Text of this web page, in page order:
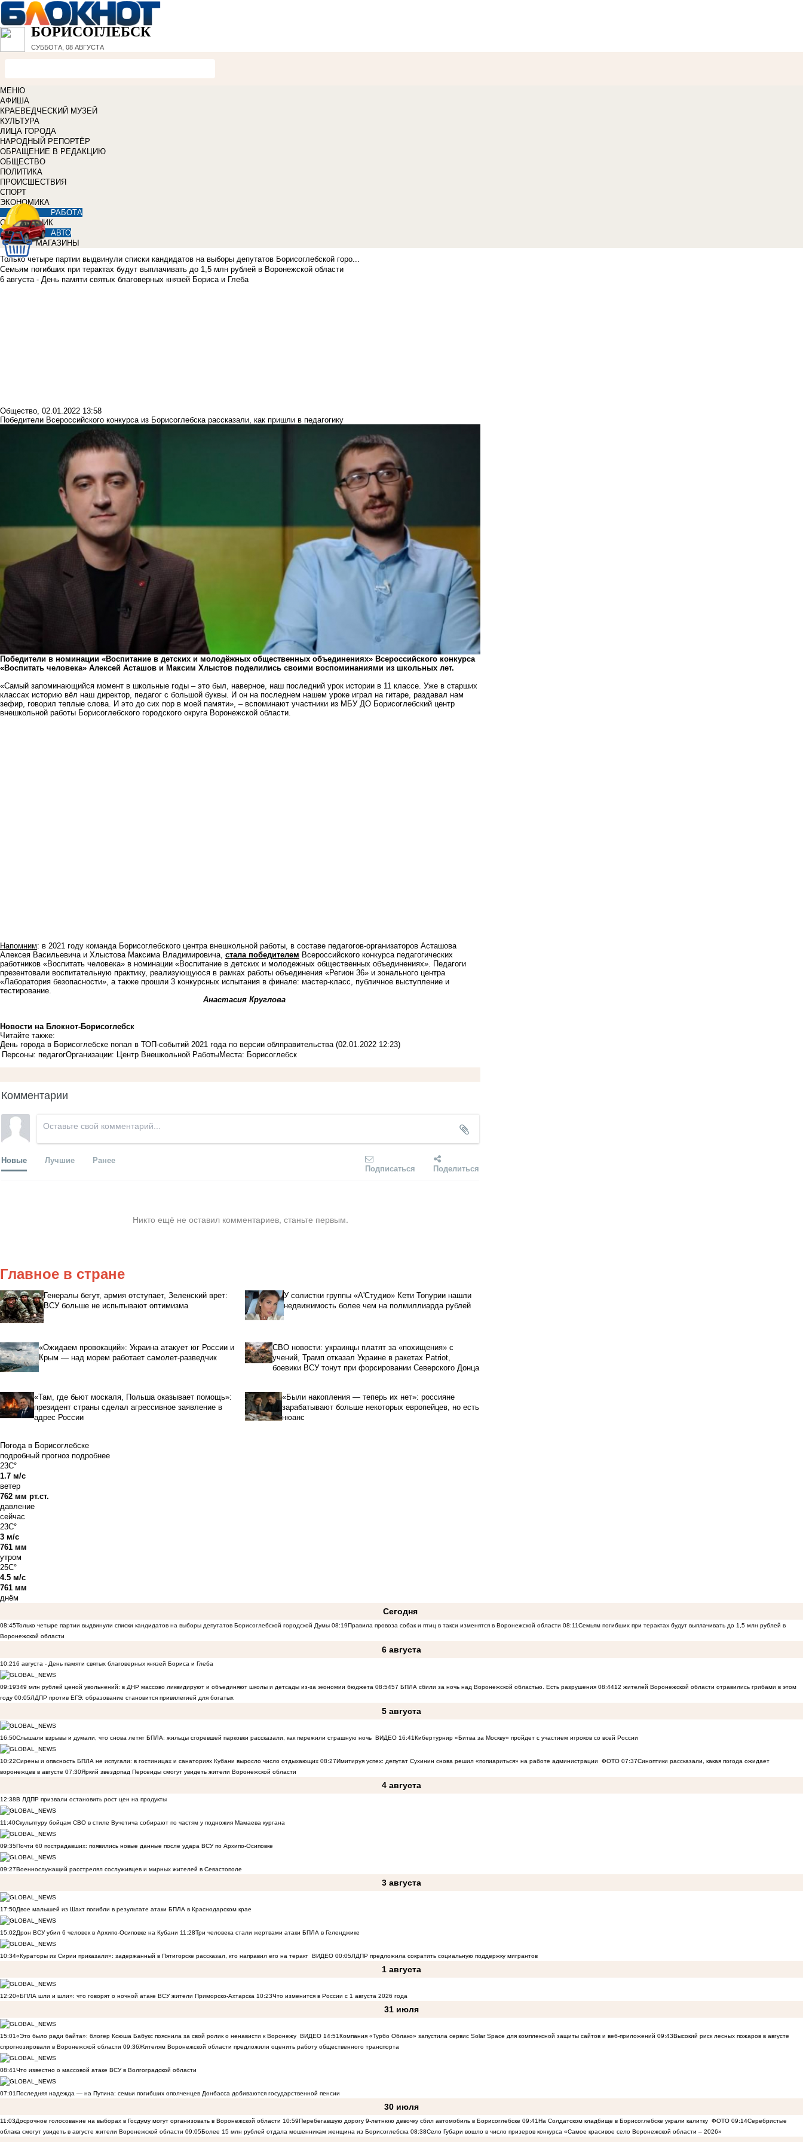
БОРИСОГЛЕБСК
СУББОТА, 08 АВГУСТА
МЕНЮ
АФИША
КРАЕВЕДЧЕСКИЙ МУЗЕЙ
КУЛЬТУРА
ЛИЦА ГОРОДА
НАРОДНЫЙ РЕПОРТЁР
ОБРАЩЕНИЕ В РЕДАКЦИЮ
ОБЩЕСТВО
ПОЛИТИКА
ПРОИСШЕСТВИЯ
СПОРТ
ЭКОНОМИКА
РАБОТА
СПРАВОЧНИК
АВТО
МАГАЗИНЫ
Только четыре партии выдвинули списки кандидатов на выборы депутатов Борисоглебской горо...
Семьям погибших при терактах будут выплачивать до 1,5 млн рублей в Воронежской области
6 августа - День памяти святых благоверных князей Бориса и Глеба
Общество, 02.01.2022 13:58
Победители Всероссийского конкурса из Борисоглебска рассказали, как пришли в педагогику
Победители в номинации «Воспитание в детских и молодёжных общественных объединениях» Всероссийского конкурса
«Воспитать человека» Алексей Асташов и Максим Хлыстов поделились своими воспоминаниями из школьных лет.
«Самый запоминающийся момент в школьные годы – это был, наверное, наш последний урок истории в 11 классе. Уже в старших
классах историю вёл наш директор, педагог с большой буквы. И он на последнем нашем уроке играл на гитаре, раздавал нам
зефир, говорил теплые слова. И это до сих пор в моей памяти», – вспоминают участники из МБУ ДО Борисоглебский центр
внешкольной работы Борисоглебского городского округа Воронежской области.
Напомним: в 2021 году команда Борисоглебского центра внешкольной работы, в составе педагогов-организаторов Асташова
Алексея Васильевича и Хлыстова Максима Владимировича, стала победителем Всероссийского конкурса педагогических
работников «Воспитать человека» в номинации «Воспитание в детских и молодежных общественных объединениях». Педагоги
презентовали воспитательную практику, реализующуюся в рамках работы объединения «Регион 36» и зонального центра
«Лаборатория безопасности», а также прошли 3 конкурсных испытания в финале: мастер-класс, публичное выступление и
тестирование.
Анастасия Круглова
Новости на Блoкнoт-Борисоглебск
Читайте также:
День города в Борисоглебске попал в ТОП-событий 2021 года по версии облправительства (02.01.2022 12:23)
Персоны: педагогОрганизации: Центр Внешкольной РаботыМеста: Борисоглебск
Комментарии
Новые Лучшие Ранее
Подписаться Поделиться
Никто ещё не оставил комментариев, станьте первым.
Главное в стране
Генералы бегут, армия отступает, Зеленский врет:
ВСУ больше не испытывают оптимизма
У солистки группы «А'Студио» Кети Топурии нашли
недвижимость более чем на полмиллиарда рублей
«Ожидаем провокаций»: Украина атакует юг России и
Крым — над морем работает самолет-разведчик
СВО новости: украинцы платят за «похищения» с
учений, Трамп отказал Украине в ракетах Patriot,
боевики ВСУ тонут при форсировании Северского Донца
«Там, где бьют москаля, Польша оказывает помощь»:
президент страны сделал агрессивное заявление в
адрес России
«Были накопления — теперь их нет»: россияне
зарабатывают больше некоторых европейцев, но есть
нюанс
Погода в Борисоглебске
подробный прогноз подробнее
23C°
1.7 м/с
ветер
762 мм рт.ст.
давление
сейчас
23C°
3 м/с
761 мм
утром
25C°
4.5 м/с
761 мм
днём
Сегодня
08:45Только четыре партии выдвинули списки кандидатов на выборы депутатов Борисоглебской городской Думы 08:19Правила провоза собак и птиц в такси изменятся в Воронежской области 08:11Семьям погибших при терактах будут выплачивать до 1,5 млн рублей в
Воронежской области
6 августа
10:216 августа - День памяти святых благоверных князей Бориса и Глеба
09:19349 млн рублей ценой увольнений: в ДНР массово ликвидируют и объединяют школы и детсады из-за экономии бюджета 08:5457 БПЛА сбили за ночь над Воронежской областью. Есть разрушения 08:4412 жителей Воронежской области отравились грибами в этом
году 00:05ЛДПР против ЕГЭ: образование становится привилегией для богатых
5 августа
16:50Слышали взрывы и думали, что снова летят БПЛА: жильцы сгоревшей парковки рассказали, как пережили страшную ночь ВИДЕО 16:41Кибертурнир «Битва за Москву» пройдет с участием игроков со всей России
10:22Сирены и опасность БПЛА не испугали: в гостиницах и санаториях Кубани выросло число отдыхающих 08:27Имитируя успех: депутат Сухинин снова решил «попиариться» на работе администрации ФОТО 07:37Синоптики рассказали, какая погода ожидает
воронежцев в августе 07:30Яркий звездопад Персеиды смогут увидеть жители Воронежской области
4 августа
12:38В ЛДПР призвали остановить рост цен на продукты
11:40Скульптуру бойцам СВО в стиле Вучетича собирают по частям у подножия Мамаева кургана
09:35Почти 60 пострадавших: появились новые данные после удара ВСУ по Архипо-Осиповке
09:27Военнослужащий расстрелял сослуживцев и мирных жителей в Севастополе
3 августа
17:50Двое малышей из Шахт погибли в результате атаки БПЛА в Краснодарском крае
15:02Дрон ВСУ убил 6 человек в Архипо-Осиповке на Кубани 11:28Три человека стали жертвами атаки БПЛА в Геленджике
10:34«Кураторы из Сирии приказали»: задержанный в Пятигорске рассказал, кто направил его на теракт ВИДЕО 00:05ЛДПР предложила сократить социальную поддержку мигрантов
1 августа
12:20«БПЛА шли и шли»: что говорят о ночной атаке ВСУ жители Приморско-Ахтарска 10:23Что изменится в России с 1 августа 2026 года
31 июля
15:01«Это было ради байта»: блогер Ксюша Бабукс пояснила за свой ролик о ненависти к Воронежу ВИДЕО 14:51Компания «Турбо Облако» запустила сервис Solar Space для комплексной защиты сайтов и веб-приложений 09:43Высокий риск лесных пожаров в августе
спрогнозировали в Воронежской области 09:36Жителям Воронежской области предложили оценить работу общественного транспорта
08:41Что известно о массовой атаке ВСУ в Волгоградской области
07:01Последняя надежда — на Путина: семьи погибших ополченцев Донбасса добиваются государственной пенсии
30 июля
11:03Досрочное голосование на выборах в Госдуму могут организовать в Воронежской области 10:59Перебегавшую дорогу 9-летнюю девочку сбил автомобиль в Борисоглебске 09:41На Солдатском кладбище в Борисоглебске украли калитку ФОТО 09:14Серебристые
облака смогут увидеть в августе жители Воронежской области 09:05Более 15 млн рублей отдала мошенникам женщина из Борисоглебска 08:38Село Губари вошло в число призеров конкурса «Самое красивое село Воронежской области – 2026»